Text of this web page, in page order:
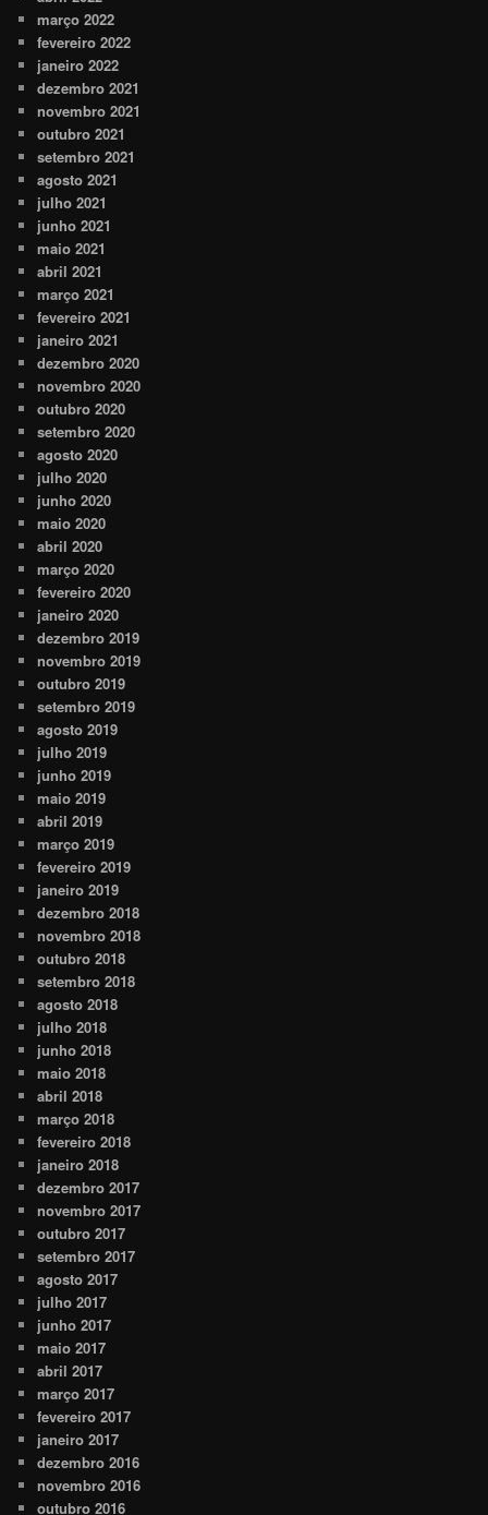
março 2022
fevereiro 2022
janeiro 2022
dezembro 2021
novembro 2021
outubro 2021
setembro 2021
agosto 2021
julho 2021
junho 2021
maio 2021
abril 2021
março 2021
fevereiro 2021
janeiro 2021
dezembro 2020
novembro 2020
outubro 2020
setembro 2020
agosto 2020
julho 2020
junho 2020
maio 2020
abril 2020
março 2020
fevereiro 2020
janeiro 2020
dezembro 2019
novembro 2019
outubro 2019
setembro 2019
agosto 2019
julho 2019
junho 2019
maio 2019
abril 2019
março 2019
fevereiro 2019
janeiro 2019
dezembro 2018
novembro 2018
outubro 2018
setembro 2018
agosto 2018
julho 2018
junho 2018
maio 2018
abril 2018
março 2018
fevereiro 2018
janeiro 2018
dezembro 2017
novembro 2017
outubro 2017
setembro 2017
agosto 2017
julho 2017
junho 2017
maio 2017
abril 2017
março 2017
fevereiro 2017
janeiro 2017
dezembro 2016
novembro 2016
outubro 2016